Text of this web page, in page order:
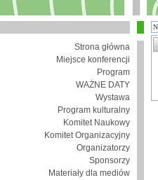
Strona główna
Miejsce konferencji
Program
WAŻNE DATY
Wystawa
Program kulturalny
Komitet Naukowy
Komitet Organizacyjny
Organizatorzy
Sponsorzy
Materiały dla mediów